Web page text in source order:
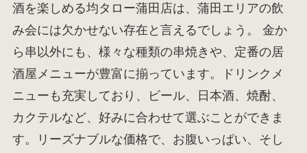
酒を楽しめる均タロー蒲田店は、蒲田エリアの飲
み会には欠かせない存在と言えるでしょう。 金か
ら串以外にも、様々な種類の串焼きや、定番の居
酒屋メニューが豊富に揃っています。ドリンクメ
ニューも充実しており、ビール、日本酒、焼酎、
カクテルなど、好みに合わせて選ぶことができま
す。リーズナブルな価格で、お腹いっぱい、そし